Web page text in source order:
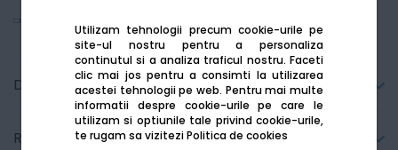
Utilizam tehnologii precum cookie-urile pe
site-ul nostru pentru a personaliza
continutul si a analiza traficul nostru. Faceti
clic mai jos pentru a consimti la utilizarea
acestei tehnologii pe web. Pentru mai multe
informatii despre cookie-urile pe care le
utilizam si optiunile tale privind cookie-urile,
te rugam sa viziteziPolitica de cookies
Detalii tehnice
Recenzii